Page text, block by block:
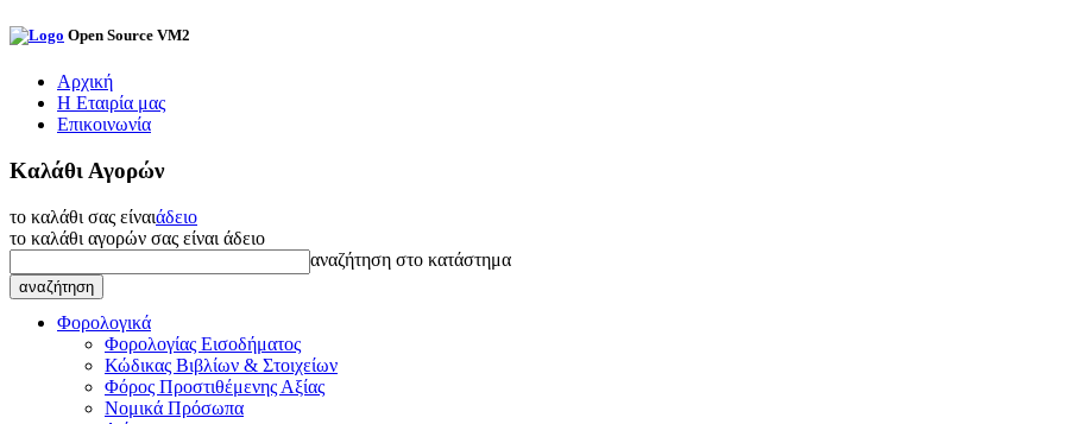
Open Source VM2
Αρχική
Η Εταιρία μας
Επικοινωνία
Καλάθι Αγορών
το καλάθι σας είναιάδειο
το καλάθι αγορών σας είναι άδειο
αναζήτηση στο κατάστημα
Φορολογικά
Φορολογίας Εισοδήματος
Κώδικας Βιβλίων & Στοιχείων
Φόρος Προστιθέμενης Αξίας
Νομικά Πρόσωπα